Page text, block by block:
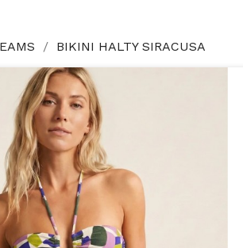
BIKINI HALTY SIRACUSA